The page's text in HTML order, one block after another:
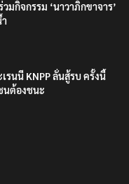
มกิจกรรม ‘นาวาภิกขาจาร’
รนนี KNPP ลั่นสู้รบ ครั้งนี้
นต้องชนะ